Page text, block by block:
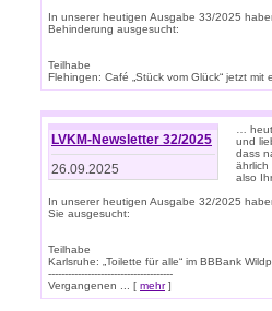
In unserer heutigen Ausgabe 33/2025
Behinderung ausgesucht:
Teilhabe
Flehingen: Café „Stück vom Glück“ jetzt mit
LVKM-Newsletter 32/2025
26.09.2025
…
und
dass
ährlich
also
In unserer heutigen Ausgabe 32/2025
Sie ausgesucht:
Teilhabe
Karlsruhe: „Toilette für alle“ im BBBank
--------------------------------------
Vergangenen ... [ mehr]